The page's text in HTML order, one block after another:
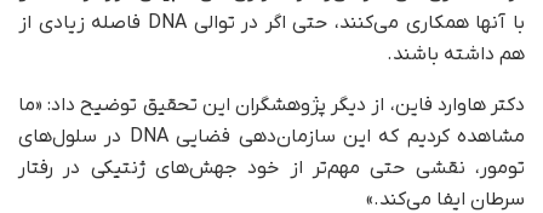
با آنها همکاری می‌کنند، حتی اگر در توالی DNA فاصله زیادی از
هم داشته باشند.
دکتر هاوارد فاین، از دیگر پژوهشگران این تحقیق توضیح داد: «ما
مشاهده کردیم که این سازمان‌دهی فضایی DNA در سلول‌های
تومور، نقشی حتی مهم‌تر از خود جهش‌های ژنتیکی در رفتار
سرطان ایفا می‌کند.»